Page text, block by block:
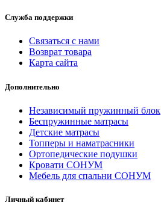
Служба поддержки
Связаться с нами
Возврат товара
Карта сайта
Дополнительно
Независимый пружинный блок
Беспружинные матрасы
Детские матрасы
Топперы и наматрасники
Ортопедические подушки
Кровати СОНУМ
Мебель для спальни СОНУМ
Личный кабинет